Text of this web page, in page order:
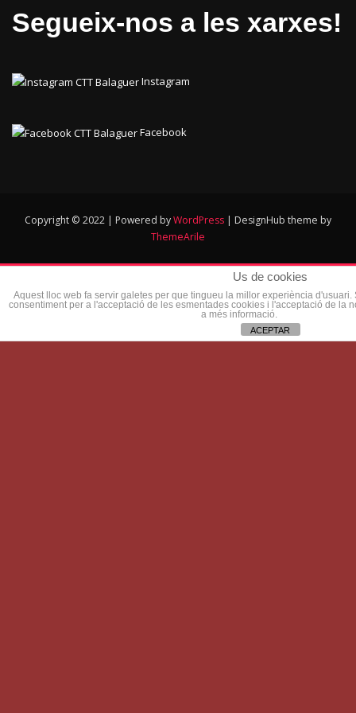
Segueix-nos a les xarxes!
Instagram
Facebook
Copyright © 2022 | Powered byWordPress | DesignHub theme by
ThemeArile
Us de cookies
Aquest lloc web fa servir galetes per que tingueu la millor experiència
consentiment per a l'acceptació de les esmentades cookies i l'acceptació de la
a més informació.
ACEPTAR